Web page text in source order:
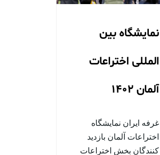
نمایشگاه بین
المللی اختراعات
آلمان 1402
غرفه ایران نمایشگاه
اختراعات آلمان بازدید
کنندگان بخش اختراعات